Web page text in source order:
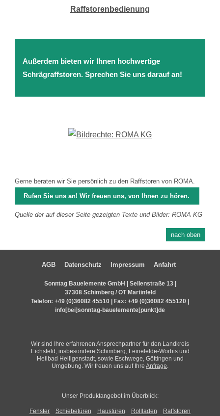
Raffstorenbedienung
Außerdem bieten wir Ihnen hochwertige
Schrägraffstoren. Sprechen Sie uns darauf an!
Gerne beraten wir Sie persönlich zu den Raffstoren von ROMA.
Rufen Sie uns an! Wir freuen uns, von Ihnen zu hören.
Quelle der auf dieser Seite gezeigten Texte und Bilder: ROMA KG
nach oben
AGB Datenschutz Impressum Anfahrt
Sonntag Bauelemente GmbH | Sellenstraße 13 |
37308 Schimberg / OT Martinfeld
Telefon: +49 (0)36082 45510 | Fax: +49 (0)36082 455120 |
info[bei]sonntag-bauelemente[punkt]de
Wir sind Ihre erfahrenen Ansprechpartner für den Landkreis
Eichsfeld, insbesondere Schimberg, Leinefelde-Worbis und
Heilbad Heiligenstadt, sowie Eschwege, Göttingen und
Umgebung. Wir freuen uns auf Ihre Anfrage.
Unser Produktangebot im Überblick:
Fenster Schiebetüren Haustüren Rollladen Raffstoren